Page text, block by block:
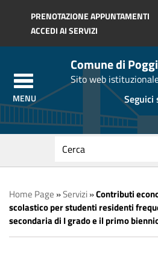
Regione Toscana
PRENOTAZIONE APPUNTAMENTI
ACCEDI AI SERVIZI
Comune di
Sito web
Seguici
testo
da
cercare
ricerca
Home Page »Servizi»Contributi
scolastico per studenti residenti
secondaria di I grado e il primo